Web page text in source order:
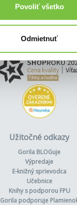
Povoliť všetko
Odmietnuť
Užitočné odkazy
Gorila BLOGuje
Výpredaje
E-knižný sprievodca
Učebnice
Knihy s podporou FPU
Gorila podporuje